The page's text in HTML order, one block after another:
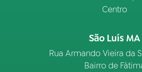
Centro
São Luís MA
Rua Armando Vieira da
Bairro de